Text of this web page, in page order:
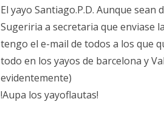
El yayo Santiago.P.D. Aunque
Sugeriria a secretaria que enviase
tengo el e-mail de todos a los que
todo en los yayos de barcelona y
evidentemente)
!Aupa los yayoflautas!